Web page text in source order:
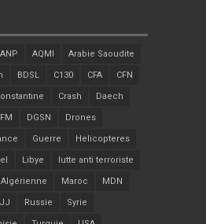
ANP AQMI Arabie Saoudite
BDSL C130 CFA CFN
Crash Daech
DGSN Drones
Guerre Helicopteres
Libye lutte anti terroriste
Maroc MDN
Russie Syrie